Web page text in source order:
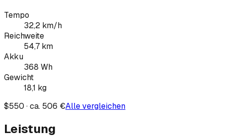
Tempo
32,2 km/h
Reichweite
54,7 km
Akku
368 Wh
Gewicht
18,1 kg
$550 · ca. 506 €Alle vergleichen
Leistung